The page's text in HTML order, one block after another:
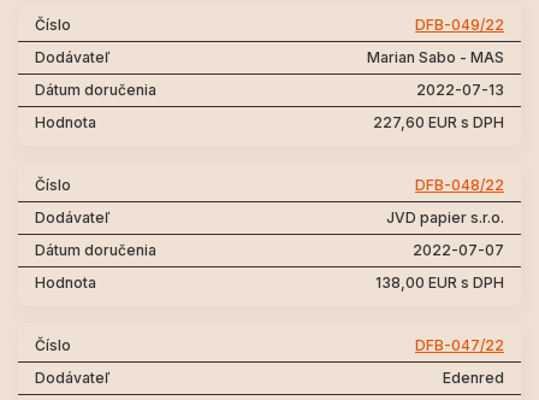
DFB-049/22
Marian Sabo - MAS
2022-07-13
227,60 EUR s DPH
DFB-048/22
JVD papier s.r.o.
2022-07-07
138,00 EUR s DPH
DFB-047/22
Edenred